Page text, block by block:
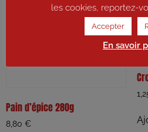
Pain d’épice 280g
8,80 €
les cookies, reportez-
Accepter
En savoir